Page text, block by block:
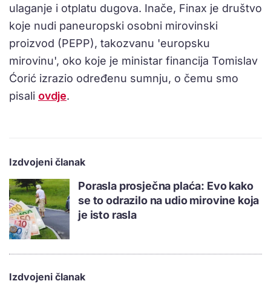
ulaganje i otplatu dugova. Inače, Finax je društvo
koje nudi paneuropski osobni mirovinski
proizvod (PEPP), takozvanu 'europsku
mirovinu', oko koje je ministar financija Tomislav
Ćorić izrazio određenu sumnju, o čemu smo
pisali ovdje.
Izdvojeni članak
Porasla prosječna plaća: Evo kako
se to odrazilo na udio mirovine koja
je isto rasla
Izdvojeni članak